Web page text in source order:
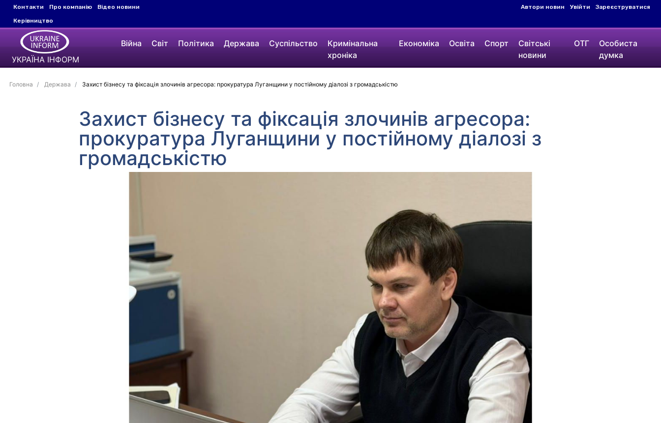
Контакти Про компанію
Відео новини
Керівництво
Автори новин Увійти Зареєструватися
УКРАЇНА ІНФОРМ
Війна Світ Політика Держава Суспільство
Кримінальна
хроніка
Економіка Освіта Спорт
Світські
новини
ОТГ
Особиста
думка
Головна Держава Захист бізнесу та фіксація злочинів агресора: прокуратура Луганщини у постійному діалозі з громадськістю
Захист бізнесу та фіксація злочинів агресора:
прокуратура Луганщини у постійному діалозі з
громадськістю